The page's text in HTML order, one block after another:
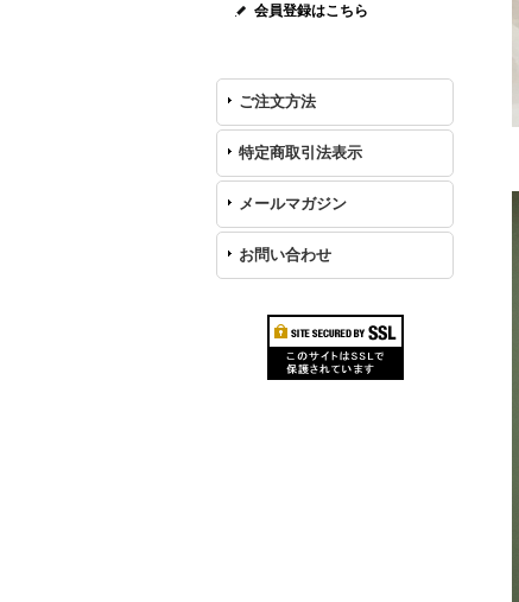
会員登録はこちら
ご注文方法
特定商取引法表示
メールマガジン
お問い合わせ